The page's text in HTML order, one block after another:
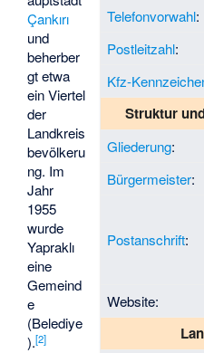
Telefonvorwahl:
Postleitzahl:
Kfz-
Struktur
Gliederung:
Bürgermeister:
Postanschrift:
Website:
Çankırı
und
beherber
gt etwa
ein Viertel
der
Landkreis
bevölkeru
ng. Im
Jahr
1955
wurde
Yapraklı
eine
Gemeind
e
(Belediye
).[2]